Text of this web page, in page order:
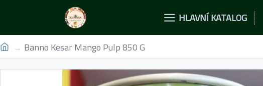
HLAVNÍ KATALOG
Banno Kesar Mango Pulp 850 G